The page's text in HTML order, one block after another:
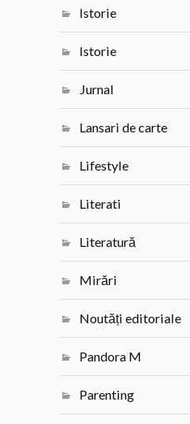
Istorie
Istorie
Jurnal
Lansari de carte
Lifestyle
Literati
Literatură
Mirări
Noutăți editoriale
Pandora M
Parenting